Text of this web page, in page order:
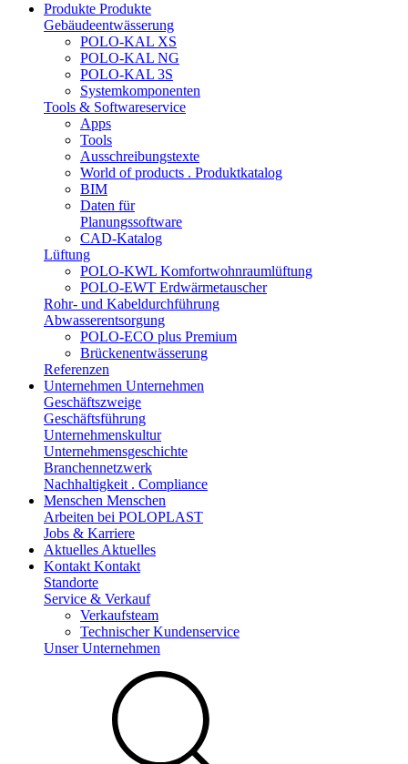
Produkte Produkte
Gebäudeentwässerung
POLO-KAL XS
POLO-KAL NG
POLO-KAL 3S
Systemkomponenten
Tools & Softwareservice
Apps
Tools
Ausschreibungstexte
World of products . Produktkatalog
BIM
Daten für
Planungssoftware
CAD-Katalog
Lüftung
POLO-KWL Komfortwohnraumlüftung
POLO-EWT Erdwärmetauscher
Rohr- und Kabeldurchführung
Abwasserentsorgung
POLO-ECO plus Premium
Brückenentwässerung
Referenzen
Unternehmen Unternehmen
Geschäftszweige
Geschäftsführung
Unternehmenskultur
Unternehmensgeschichte
Branchennetzwerk
Nachhaltigkeit . Compliance
Menschen Menschen
Arbeiten bei POLOPLAST
Jobs & Karriere
Aktuelles Aktuelles
Kontakt Kontakt
Standorte
Service & Verkauf
Verkaufsteam
Technischer Kundenservice
Unser Unternehmen